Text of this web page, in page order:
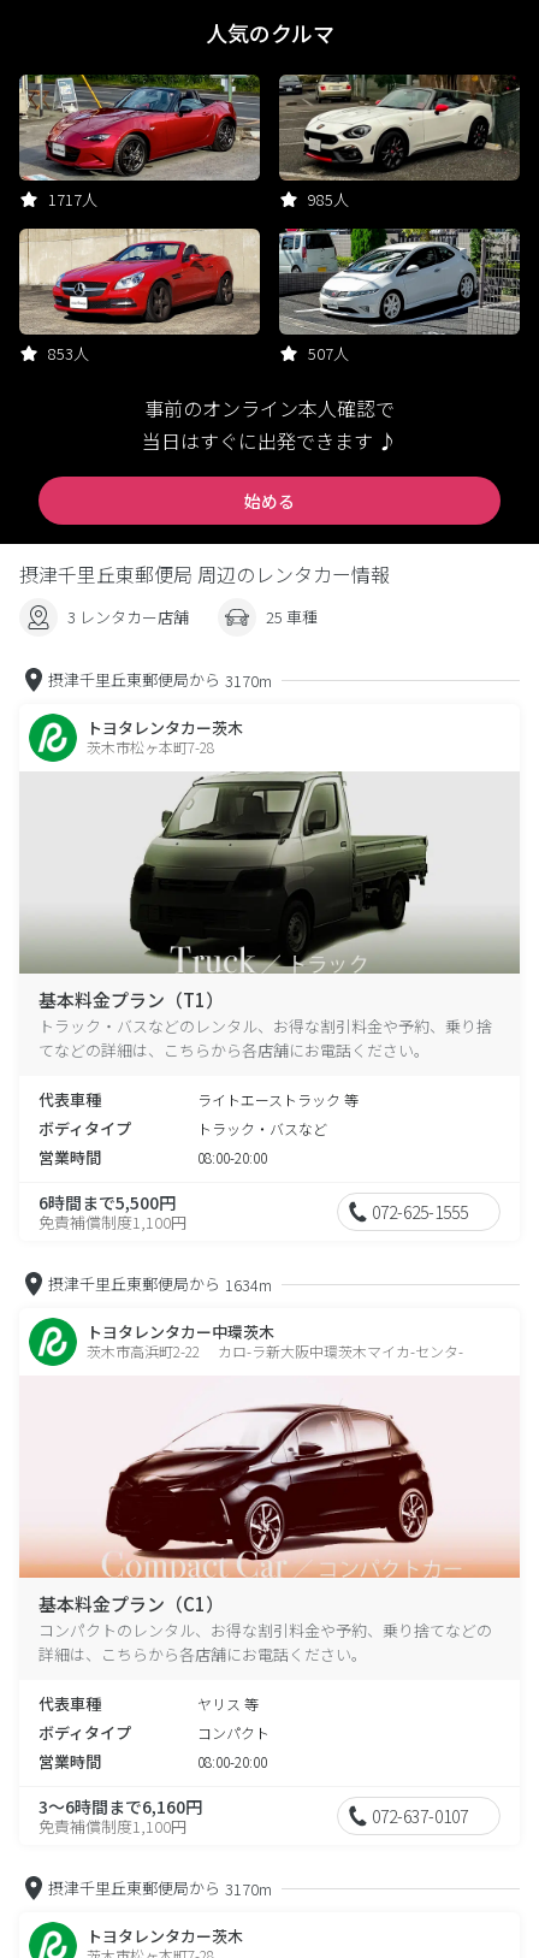
人気のクルマ
1717人 985人
853人 507人
事前のオンライン本人確認で
当日はすぐに出発できます ♪
始める
摂津千里丘東郵便局 周辺のレンタカー情報
3 レンタカー店舗 25 車種
摂津千里丘東郵便局から 3170m
トヨタレンタカー茨木
茨木市松ヶ本町7-28
基本料金プラン（T1）
トラック・バスなどのレンタル、お得な割引料金や予約、乗り捨
てなどの詳細は、こちらから各店舗にお電話ください。
代表車種 ライトエーストラック 等
ボディタイプ トラック・バスなど
営業時間 08:00-20:00
6時間まで5,500円
免責補償制度1,100円 072-625-1555
摂津千里丘東郵便局から 1634m
トヨタレンタカー中環茨木
茨木市高浜町2-22 カロ-ラ新大阪中環茨木マイカ-センタ-
基本料金プラン（C1）
コンパクトのレンタル、お得な割引料金や予約、乗り捨てなどの
詳細は、こちらから各店舗にお電話ください。
代表車種 ヤリス 等
ボディタイプ コンパクト
営業時間 08:00-20:00
3～6時間まで6,160円
免責補償制度1,100円 072-637-0107
摂津千里丘東郵便局から 3170m
トヨタレンタカー茨木